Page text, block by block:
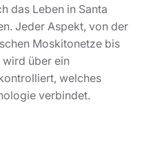
das Leben in Santa
Jeder Aspekt, von der
Moskitonetze bis
wird über ein
welches
verbindet.